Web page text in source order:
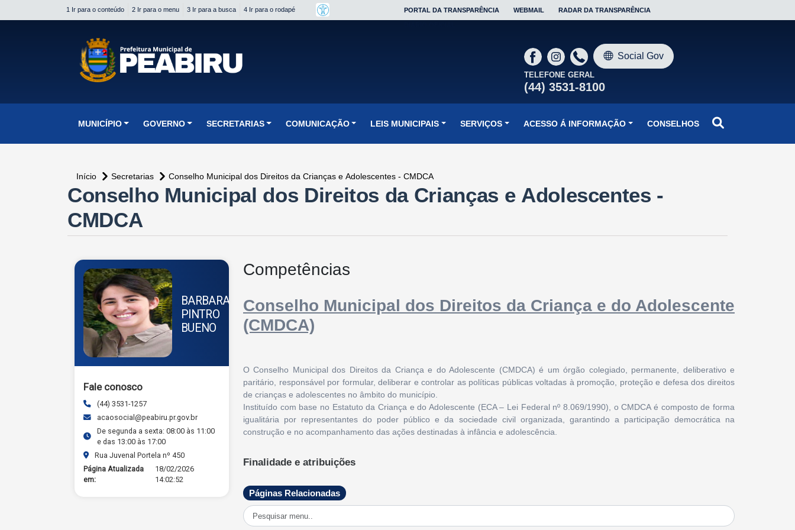
1 Ir para o conteúdo 2 Ir para o menu 3 Ir para a busca 4 Ir para o rodapé PORTAL DA TRANSPARÊNCIA WEBMAIL RADAR DA TRANSPARÊNCIA
Social Gov
TELEFONE GERAL
(44) 3531-8100
MUNICÍPIO
GOVERNO SECRETARIAS COMUNICAÇÃO LEIS MUNICIPAIS SERVIÇOS ACESSO Á INFORMAÇÃO CONSELHOS
Início Secretarias
Conselho Municipal dos Direitos da Crianças e Adolescentes - CMDCA
Conselho Municipal dos Direitos da Crianças e Adolescentes -
CMDCA
BARBARA
PINTRO
BUENO
Fale conosco
(44) 3531-1257
acaosocial@peabiru.pr.gov.br
De segunda a sexta: 08:00 às 11:00
e das 13:00 às 17:00
Rua Juvenal Portela nº 450
Página Atualizada
em:
18/02/2026
14:02:52
Competências
Conselho Municipal dos Direitos da Criança e do Adolescente
(CMDCA)
O Conselho Municipal dos Direitos da Criança e do Adolescente (CMDCA) é um órgão colegiado, permanente, deliberativo e
paritário, responsável por formular, deliberar e controlar as políticas públicas voltadas à promoção, proteção e defesa dos direitos
de crianças e adolescentes no âmbito do município.
Instituído com base no Estatuto da Criança e do Adolescente (ECA – Lei Federal nº 8.069/1990), o CMDCA é composto de forma
igualitária por representantes do poder público e da sociedade civil organizada, garantindo a participação democrática na
construção e no acompanhamento das ações destinadas à infância e adolescência.
Finalidade e atribuições
respeitados e garantidos. Entre suas principais atribuições, destacam-se:
- Formular e deliberar sobre a Política Municipal de Atendimento à Criança e ao Adolescente;
- Acompanhar, avaliar e fiscalizar as ações governamentais e não governamentais voltadas a esse público;
Páginas Relacionadas